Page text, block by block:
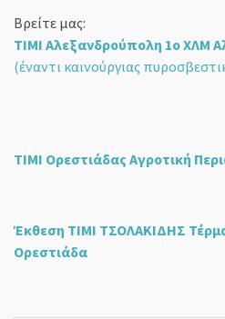
Βρείτε μας:
ΤΙΜΙ Αλεξανδρούπολη 1ο ΧΛΜ
(έναντι καινούργιας
ΤΙΜΙ Ορεστιάδας Αγροτική
Έκθεση ΤΙΜΙ ΤΣΟΛΑΚΙΔΗΣ
Ορεστιάδα